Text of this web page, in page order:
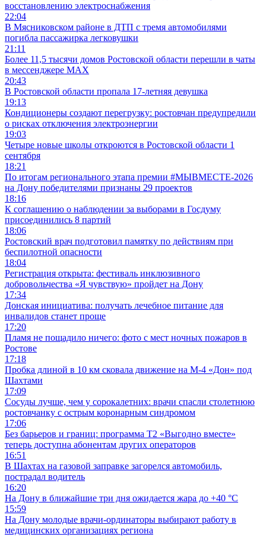
восстановлению электроснабжения
22:04
В Мясниковском районе в ДТП с тремя автомобилями
погибла пассажирка легковушки
21:11
Более 11,5 тысячи домов Ростовской области перешли в чаты
в мессенджере MAX
20:43
В Ростовской области пропала 17-летняя девушка
19:13
Кондиционеры создают перегрузку: ростовчан предупредили
о рисках отключения электроэнергии
19:03
Четыре новые школы откроются в Ростовской области 1
сентября
18:21
По итогам регионального этапа премии #МЫВМЕСТЕ-2026
на Дону победителями признаны 29 проектов
18:16
К соглашению о наблюдении за выборами в Госдуму
присоединились 8 партий
18:06
Ростовский врач подготовил памятку по действиям при
беспилотной опасности
18:04
Регистрация открыта: фестиваль инклюзивного
добровольчества «Я чувствую» пройдет на Дону
17:34
Донская инициатива: получать лечебное питание для
инвалидов станет проще
17:20
Пламя не пощадило ничего: фото с мест ночных пожаров в
Ростове
17:18
Пробка длиной в 10 км сковала движение на М-4 «Дон» под
Шахтами
17:09
Сосуды лучше, чем у сорокалетних: врачи спасли столетнюю
ростовчанку с острым коронарным синдромом
17:06
Без барьеров и границ: программа Т2 «Выгодно вместе»
теперь доступна абонентам других операторов
16:51
В Шахтах на газовой заправке загорелся автомобиль,
пострадал водитель
16:20
На Дону в ближайшие три дня ожидается жара до +40 °C
15:59
На Дону молодые врачи-ординаторы выбирают работу в
медицинских организациях региона